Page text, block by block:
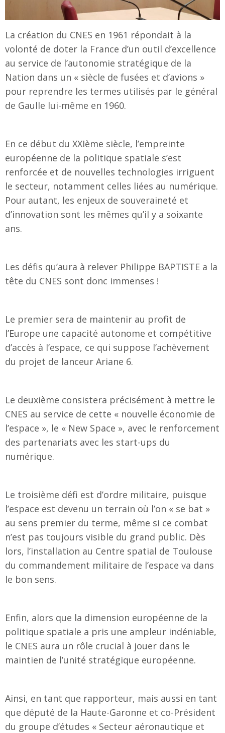
La création du CNES en 1961 répondait à la
volonté de doter la France d’un outil d’excellence
au service de l’autonomie stratégique de la
Nation dans un « siècle de fusées et d’avions »
pour reprendre les termes utilisés par le général
de Gaulle lui-même en 1960.
En ce début du XXIème siècle, l’empreinte
européenne de la politique spatiale s’est
renforcée et de nouvelles technologies irriguent
le secteur, notamment celles liées au numérique.
Pour autant, les enjeux de souveraineté et
d’innovation sont les mêmes qu’il y a soixante
ans.
Les défis qu’aura à relever Philippe BAPTISTE a la
tête du CNES sont donc immenses !
Le premier sera de maintenir au profit de
l’Europe une capacité autonome et compétitive
d’accès à l’espace, ce qui suppose l’achèvement
du projet de lanceur Ariane 6.
Le deuxième consistera précisément à mettre le
CNES au service de cette « nouvelle économie de
l’espace », le « New Space », avec le renforcement
des partenariats avec les start-ups du
numérique.
Le troisième défi est d’ordre militaire, puisque
l’espace est devenu un terrain où l’on « se bat »
au sens premier du terme, même si ce combat
n’est pas toujours visible du grand public. Dès
lors, l’installation au Centre spatial de Toulouse
du commandement militaire de l’espace va dans
le bon sens.
Enfin, alors que la dimension européenne de la
politique spatiale a pris une ampleur indéniable,
le CNES aura un rôle crucial à jouer dans le
maintien de l’unité stratégique européenne.
Ainsi, en tant que rapporteur, mais aussi en tant
que député de la Haute-Garonne et co-Président
du groupe d’études « Secteur aéronautique et